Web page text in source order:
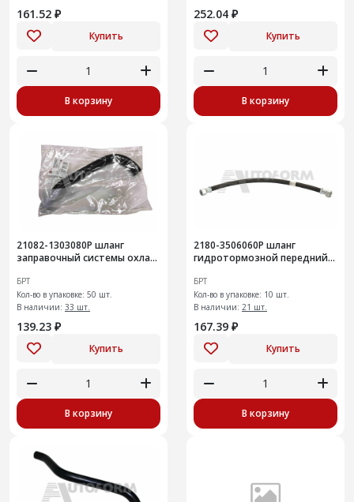
161.52 ₽
Купить
В корзину
252.04 ₽
Купить
В корзину
21082-1303080Р шланг
заправочный системы охлаж
БРТ
Кол-во в упаковке: 50 шт.
В наличии: 33 шт.
139.23 ₽
Купить
В корзину
2180-3506060Р шланг
гидротормозной передний
БРТ
Кол-во в упаковке: 10 шт.
В наличии: 21 шт.
167.39 ₽
Купить
В корзину